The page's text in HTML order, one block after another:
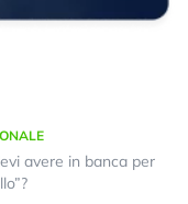
avere in banca per